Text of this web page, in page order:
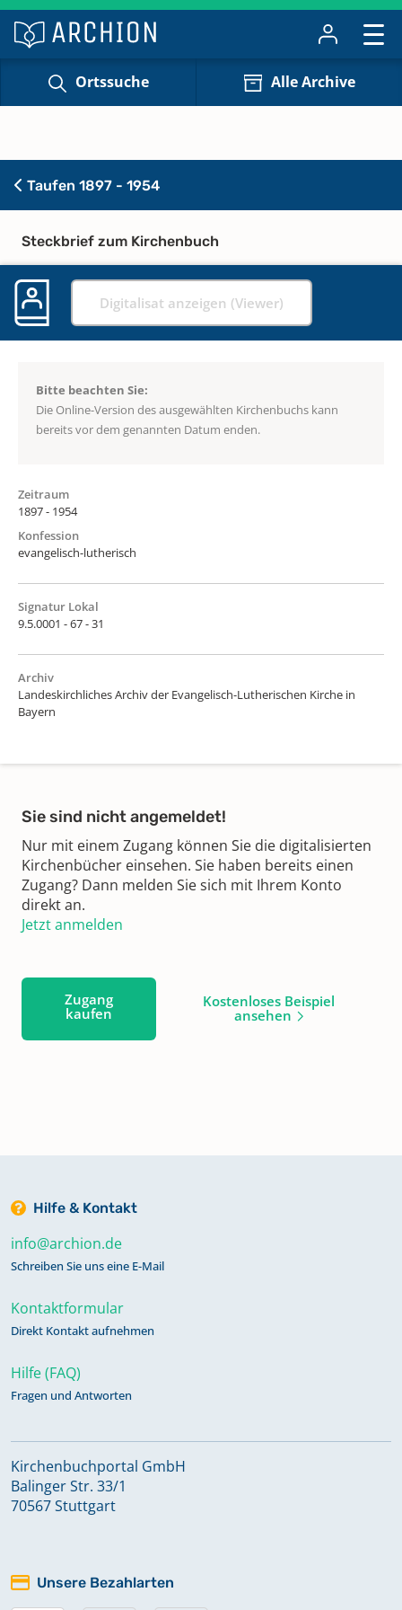
Ortssuche Alle Archive
Taufen 1897 - 1954
Steckbrief zum Kirchenbuch
Digitalisat anzeigen (Viewer)
Bitte beachten Sie:
Die Online-Version des ausgewählten Kirchenbuchs kann
bereits vor dem genannten Datum enden.
Zeitraum
1897 - 1954
Konfession
evangelisch-lutherisch
Signatur Lokal
9.5.0001 - 67 - 31
Archiv
Landeskirchliches Archiv der Evangelisch-Lutherischen Kirche in
Bayern
Sie sind nicht angemeldet!
Nur mit einem Zugang können Sie die digitalisierten
Kirchenbücher einsehen. Sie haben bereits einen
Zugang? Dann melden Sie sich mit Ihrem Konto
direkt an.
Jetzt anmelden
Zugang
kaufen
Kostenloses Beispiel
ansehen
Hilfe & Kontakt
info@archion.de
Schreiben Sie uns eine E-Mail
Kontaktformular
Direkt Kontakt aufnehmen
Hilfe (FAQ)
Fragen und Antworten
Kirchenbuchportal GmbH
Balinger Str. 33/1
70567 Stuttgart
Unsere Bezahlarten